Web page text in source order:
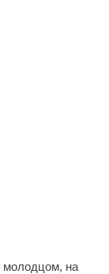
молодцом, на